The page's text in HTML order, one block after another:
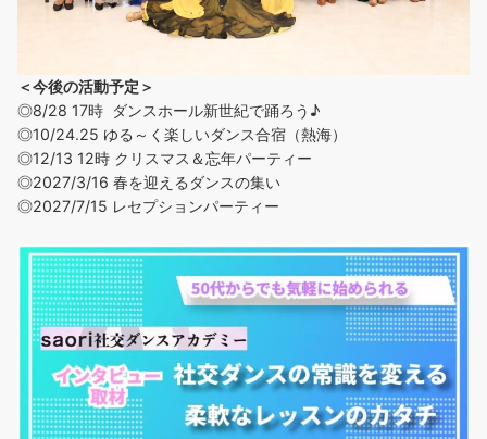
＜今後の活動予定＞
◎8/28 17時 ダンスホール新世紀で踊ろう♪
◎10/24.25 ゆる～く楽しいダンス合宿（熱海）
◎12/13 12時 クリスマス＆忘年パーティー
◎2027/3/16 春を迎えるダンスの集い
◎2027/7/15 レセプションパーティー